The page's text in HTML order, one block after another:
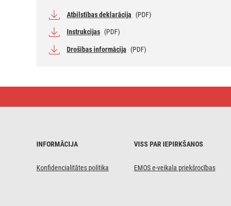
Atbilstības deklarācija (PDF)
Instrukcijas (PDF)
Drošības informācija (PDF)
termometrs
INFORMĀCIJA
Konfidencialitātes politika
VISS PAR IEPIRKŠANOS
EMOS e-veikala priekšrocības